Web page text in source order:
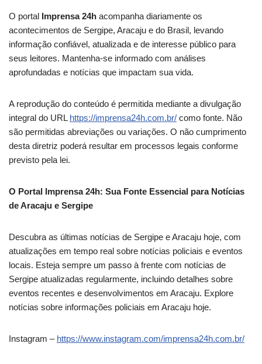
O portal Imprensa 24h acompanha diariamente os
acontecimentos de Sergipe, Aracaju e do Brasil, levando
informação confiável, atualizada e de interesse público para
seus leitores. Mantenha-se informado com análises
aprofundadas e notícias que impactam sua vida.
A reprodução do conteúdo é permitida mediante a divulgação
integral do URL https://imprensa24h.com.br/ como fonte. Não
são permitidas abreviações ou variações. O não cumprimento
desta diretriz poderá resultar em processos legais conforme
previsto pela lei.
O Portal Imprensa 24h: Sua Fonte Essencial para Notícias
de Aracaju e Sergipe
Descubra as últimas notícias de Sergipe e Aracaju hoje, com
atualizações em tempo real sobre notícias policiais e eventos
locais. Esteja sempre um passo à frente com notícias de
Sergipe atualizadas regularmente, incluindo detalhes sobre
eventos recentes e desenvolvimentos em Aracaju. Explore
notícias sobre informações policiais em Aracaju hoje.
Instagram – https://www.instagram.com/imprensa24h.com.br/